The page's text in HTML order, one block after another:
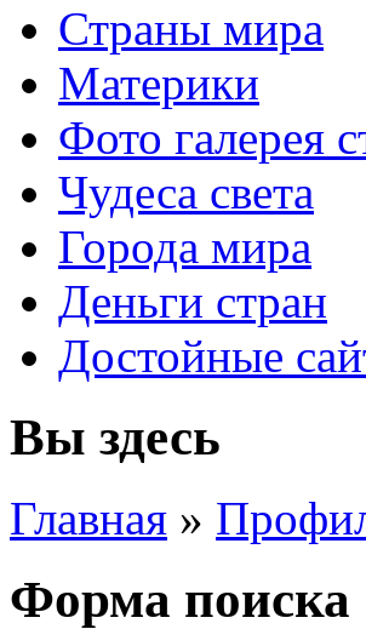
Страны мира
Материки
Фото галерея
Чудеса света
Города мира
Деньги стран
Достойные
Вы здесь
Главная »
Форма поиска